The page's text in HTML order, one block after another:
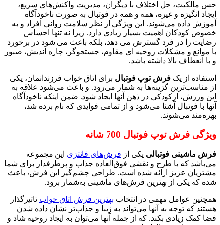
حس مالکیت، حل اختلاف با دیگران، مدیریت واکنش‌های سریع،
ایجاد انگیزه و غیره، همه و همه در فوتبال به صورت ناخودآگاه
آموزش داده می‌شوند. این ویژگی از نظر سلامت روانی افراد و به
خصوص كودكان اهمیت بسيار زیادی دارد. زيرا نه تنها احساس
رضايت را در فرد گسترش می دهد، بلكه باعث می شود در برخورد
با موانع و مشكلات روحيه ای مقاوم، جستجوگر، چاره انديش، صبور
و با انعطاف بالا داشته باشد.
استفاده از یک فرش توپ فوتبال برای اتاق خواب فرزندانمان، یکی
از مناسب‌ترین گزینه‌ها به‌ شمار می‌رود. و باعث می‌شود علاقه به
این ورزش، ازکودکی در ذهن آنها ایجاد شود. ضمن اینکه ناخودآگاه
آنها با فوتبال آشنا می‌شود و از تمامی فوایدی که نام برده شد،
بهره‌مند می‌شوند.
ویژگی فرش توپ فوتبال 700 شانه
فرش ماشینی فوتبالی یکی از فرش‌های فانتزی این مجموعه
می‌باشد که با طرح و نقشی فوق‌العاده جذاب و پرطرفدار برای شما
مشتریان عزیز ارائه شده است. طراحی چشم‌گیر این فرش، باعث
شده که یکی از بهترین فرش‌های ماشینی به‌شمار برود.
همچنین عوامل مهمی در انتخاب بهترین فرش اتاق خواب تاثیرگذار
هستند که توجه به آنها می‌تواند به زیبا و جذاب‌تر نشان داده شدن
فضا کمک زیادی بکند. که از جمله آنها می‌توان به ایجاد روحیه شاد و